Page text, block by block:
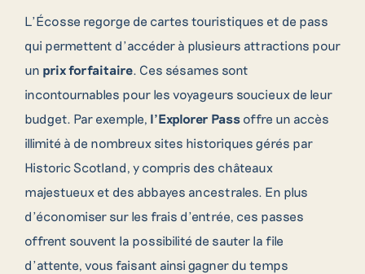
L’Écosse regorge de cartes touristiques et de pass
qui permettent d’accéder à plusieurs attractions pour
un prix forfaitaire. Ces sésames sont
incontournables pour les voyageurs soucieux de leur
budget. Par exemple, l’Explorer Pass offre un accès
illimité à de nombreux sites historiques gérés par
Historic Scotland, y compris des châteaux
majestueux et des abbayes ancestrales. En plus
d’économiser sur les frais d’entrée, ces passes
offrent souvent la possibilité de sauter la file
d’attente, vous faisant ainsi gagner du temps